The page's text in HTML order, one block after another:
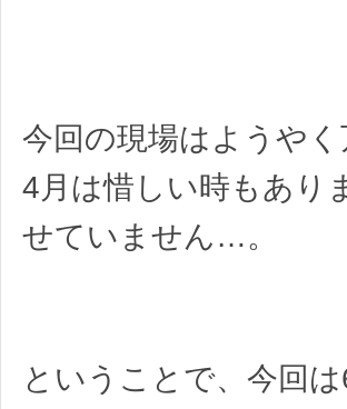
今回の現場はようや
4月は惜しい時もあり
せていません…。
ということで、今回